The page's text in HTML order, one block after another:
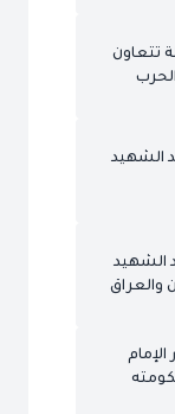
تتعاون
الشهيد
الشهيد